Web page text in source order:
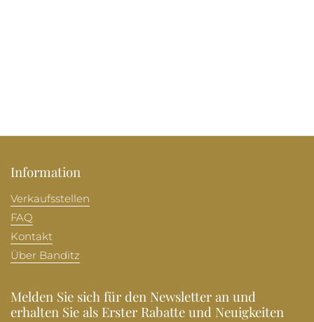
Information
Verkaufsstellen
FAQ
Kontakt
Über Banditz
Melden Sie sich für den Newsletter an und
erhalten Sie als Erster Rabatte und Neuigkeiten